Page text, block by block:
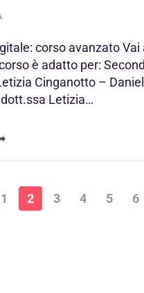
corso avanzato Vai
è adatto per:
Cinganotto –
Letizia…
1 2 3 4 5
6